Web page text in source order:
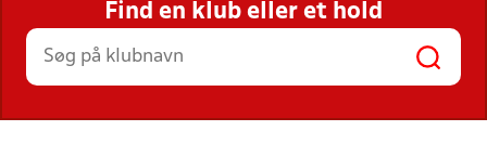
STILLINGER, RESULTATER, KLUBBER OG
HOLD
Find en klub eller et hold